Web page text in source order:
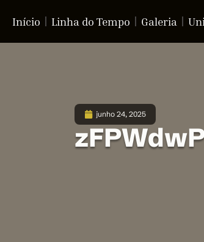
Início Linha do Tempo Galeria
junho 24, 2025